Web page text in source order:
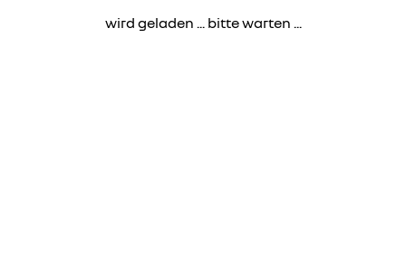
wird geladen ... bitte warten ...